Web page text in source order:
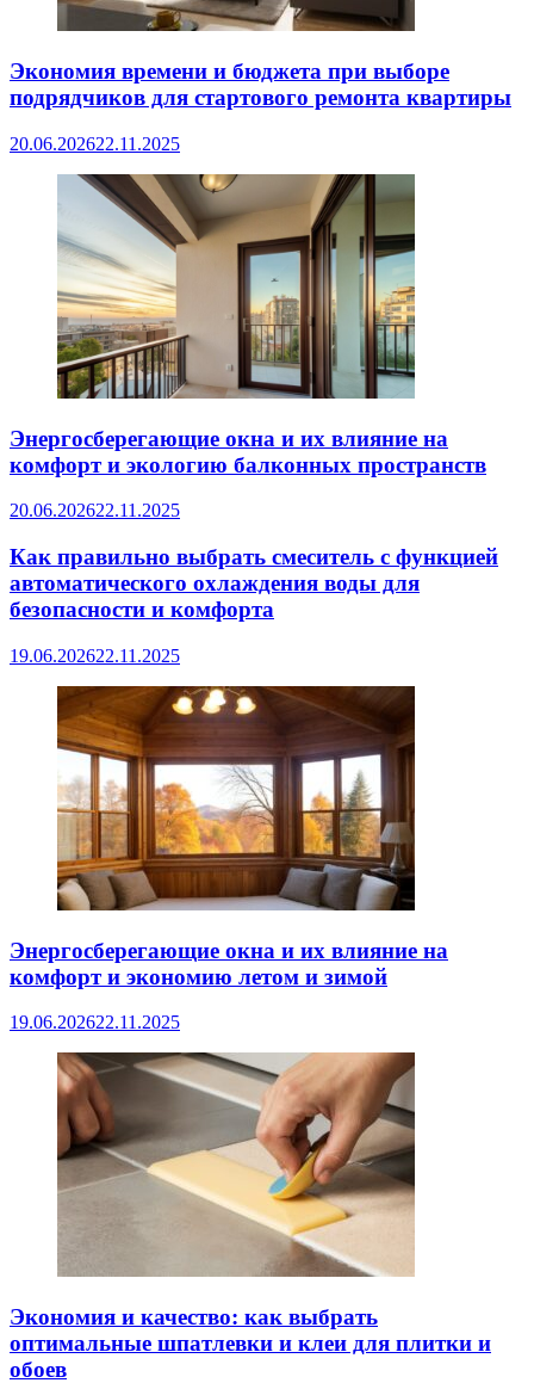
Экономия времени и бюджета при выборе
подрядчиков для стартового ремонта квартиры
20.06.202622.11.2025
Энергосберегающие окна и их влияние на
комфорт и экологию балконных пространств
20.06.202622.11.2025
Как правильно выбрать смеситель с функцией
автоматического охлаждения воды для
безопасности и комфорта
19.06.202622.11.2025
Энергосберегающие окна и их влияние на
комфорт и экономию летом и зимой
19.06.202622.11.2025
Экономия и качество: как выбрать
оптимальные шпатлевки и клеи для плитки и
обоев